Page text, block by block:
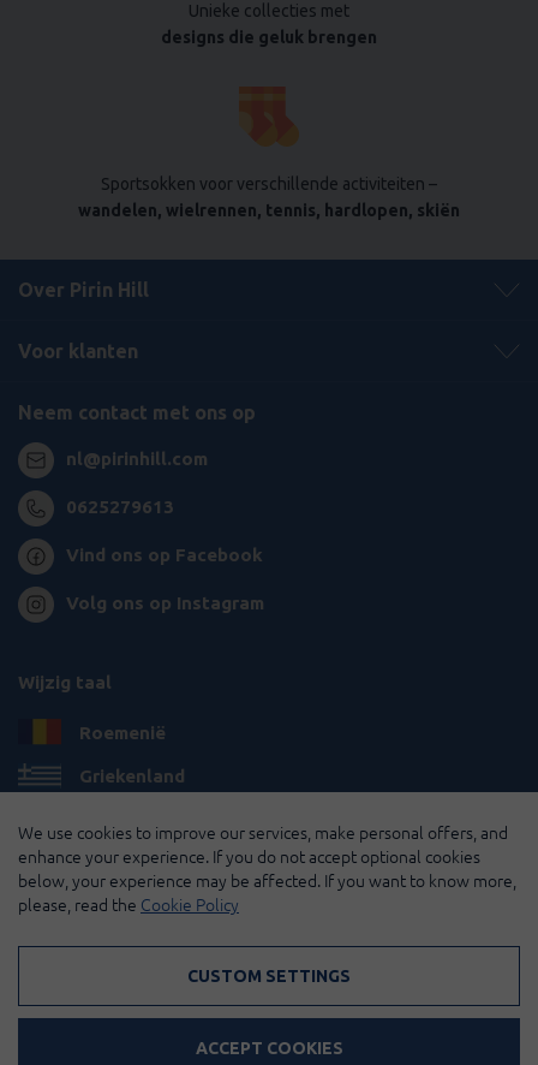
Unieke collecties met
designs die geluk brengen
Sportsokken voor verschillende activiteiten –
wandelen, wielrennen, tennis, hardlopen, skiën
Over Pirin Hill
Voor klanten
Neem contact met ons op
nl@pirinhill.com
0625279613
Vind ons op Facebook
Volg ons op Instagram
Wijzig taal
Roemenië
Griekenland
Frankrijk
Betaalmethodes:
We use cookies to improve our services, make personal offers, and
enhance your experience. If you do not accept optional cookies
below, your experience may be affected. If you want to know more,
please, read the Cookie Policy
ACCEPT COOKIES
CUSTOM SETTINGS